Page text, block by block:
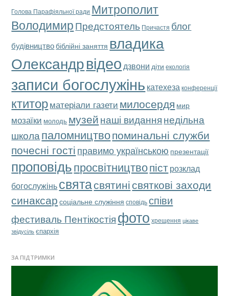
Голова Парафіяльної ради Митрополит
ВолодимирПредстоятель Причастя блог
будівництвобіблійні заняття владика
Олександрвідеодзвони діти екологія
записи богослужінь катехезаконференції
ктиторматеріали газети милосердя мир
мозаїки молодь музейнаші виданнянедільна
школапаломництвопоминальні служби
почесні гості правимо українською презентації
проповідьпросвітництвопістрозклад
богослужіньсвятасвятинісвяткові заходи
синаксар соціальне служіння сповідьспіви
фестиваль Пентікостіяфото хрещення цікаве
звідусіль єпархія
ЗА ПІДТРИМКИ